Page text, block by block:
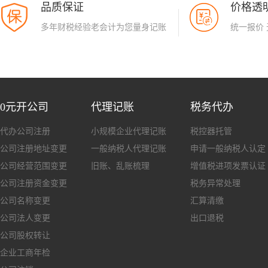
品质保证
多年财税经验老会计为您量身记账
价格透
统一报价
0元开公司
代办公司注册
公司注册地址变更
公司经营范围变更
公司注册资金变更
公司名称变更
公司法人变更
公司股权转让
企业工商年检
代理记账
小规模企业代理记账
一般纳税人代理记账
旧账、乱账梳理
税务代办
税控器托管
申请一般纳税人认定
增值税进项发票认证
税务异常处理
汇算清缴
出口退税